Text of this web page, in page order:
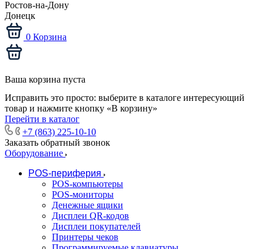
Ростов-на-Дону
Донецк
0 Корзина
Ваша корзина пуста
Исправить это просто: выберите в каталоге интересующий
товар и нажмите кнопку «В корзину»
Перейти в каталог
+7 (863) 225-10-10
Заказать обратный звонок
Оборудование
POS-периферия
POS-компьютеры
POS-мониторы
Денежные ящики
Дисплеи QR-кодов
Дисплеи покупателей
Принтеры чеков